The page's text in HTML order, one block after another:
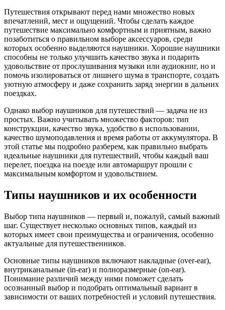
Путешествия открывают перед нами множество новых
впечатлений, мест и ощущений. Чтобы сделать каждое
путешествие максимально комфортным и приятным, важно
позаботиться о правильном выборе аксессуаров, среди
которых особенно выделяются наушники. Хорошие наушники
способны не только улучшить качество звука и подарить
удовольствие от прослушивания музыки или аудиокниг, но и
помочь изолироваться от лишнего шума в транспорте, создать
уютную атмосферу и даже сохранить заряд энергии в дальних
поездках.
Однако выбор наушников для путешествий — задача не из
простых. Важно учитывать множество факторов: тип
конструкции, качество звука, удобство в использовании,
качество шумоподавления и время работы от аккумулятора. В
этой статье мы подробно разберем, как правильно выбрать
идеальные наушники для путешествий, чтобы каждый ваш
перелет, поездка на поезде или автомаршрут прошли с
максимальным комфортом и удовольствием.
Типы наушников и их особенности
Выбор типа наушников — первый и, пожалуй, самый важный
шаг. Существует несколько основных типов, каждый из
которых имеет свои преимущества и ограничения, особенно
актуальные для путешественников.
Основные типы наушников включают накладные (over-ear),
внутриканальные (in-ear) и полноразмерные (on-ear).
Понимание различий между ними поможет сделать
осознанный выбор и подобрать оптимальный вариант в
зависимости от ваших потребностей и условий путешествия.